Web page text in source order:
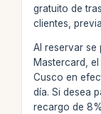
gratuito de
clientes,
Al reservar se
Mastercard,
Cusco en
día. Si desea
recargo de